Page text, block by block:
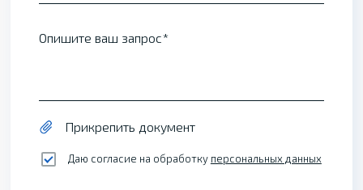
Опишите ваш запрос
Прикрепить документ
Даю согласие на обработку персональных данных